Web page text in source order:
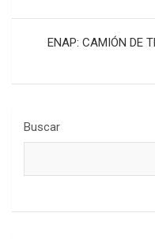
entradas
ENAP: CAMIÓN DE
Buscar